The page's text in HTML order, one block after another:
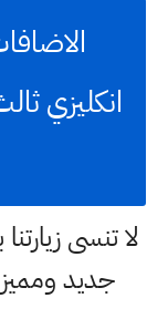
لا تنسى
جديد